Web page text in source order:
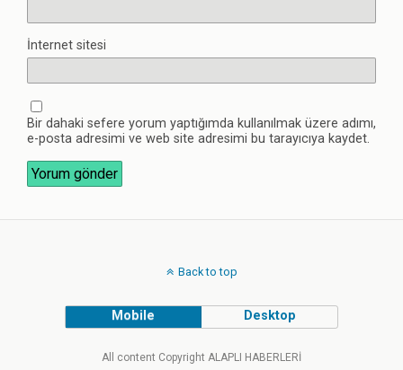
İnternet sitesi
Bir dahaki sefere yorum yaptığımda kullanılmak üzere adımı,
e-posta adresimi ve web site adresimi bu tarayıcıya kaydet.
Back to top
Mobile Desktop
All content Copyright ALAPLI HABERLERİ